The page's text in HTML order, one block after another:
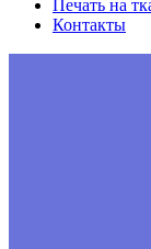
Печать на
Контакты